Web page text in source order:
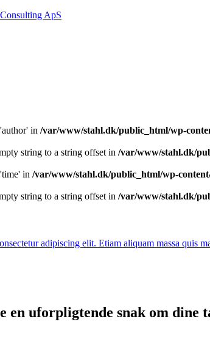
in /var/www/stahl.dk/public_html/wp-
string to a string offset in /var/www/stahl.dk/
in /var/www/stahl.dk/public_html/wp-
string to a string offset in /var/www/stahl.dk/
adipiscing elit. Etiam aliquam massa
en uforpligtende snak om dine